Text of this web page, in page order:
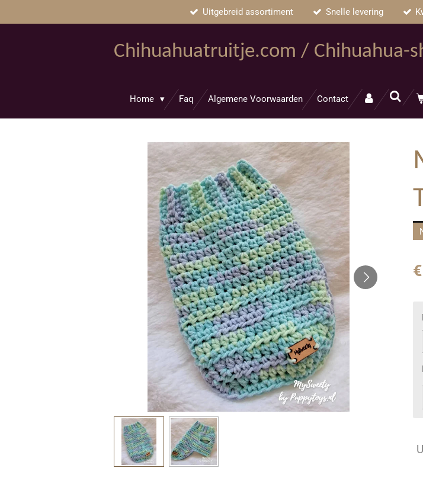
Uitgebreid assortiment Snelle levering
Chihuahuatruitje.com / Chihuahua-
Home Faq Algemene Voorwaarden Contact